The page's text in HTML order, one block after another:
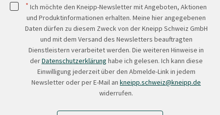
* Ich möchte den Kneipp-Newsletter mit Angeboten, Aktionen
und Produktinformationen erhalten. Meine hier angegebenen
Daten dürfen zu diesem Zweck von der Kneipp Schweiz GmbH
und mit dem Versand des Newsletters beauftragten
Dienstleistern verarbeitet werden. Die weiteren Hinweise in
derDatenschutzerklärung habe ich gelesen. Ich kann diese
Einwilligung jederzeit über den Abmelde-Link in jedem
Newsletter oder per E-Mail an kneipp.schweiz@kneipp.de
widerrufen.